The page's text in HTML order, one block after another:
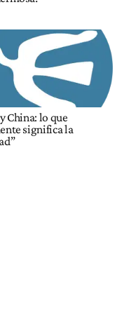
China: lo que
significa la